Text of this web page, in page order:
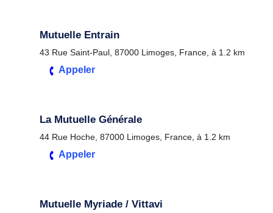
Mutuelle Entrain
43 Rue Saint-Paul, 87000 Limoges, France, à 1.2 km
Appeler
La Mutuelle Générale
44 Rue Hoche, 87000 Limoges, France, à 1.2 km
Appeler
Mutuelle Myriade / Vittavi